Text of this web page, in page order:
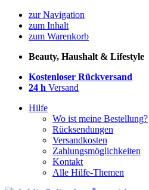
zur Navigation
zum Inhalt
zum Warenkorb
Beauty, Haushalt & Lifestyle
Kostenloser Rückversand
24 h Versand
Hilfe
Wo ist meine Bestellung?
Rücksendungen
Versandkosten
Zahlungsmöglichkeiten
Kontakt
Alle Hilfe-Themen